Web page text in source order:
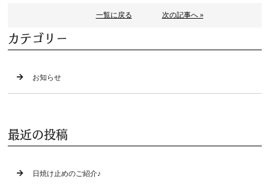
一覧に戻る 次の記事へ »
カテゴリー
お知らせ
最近の投稿
日焼け止めのご紹介♪